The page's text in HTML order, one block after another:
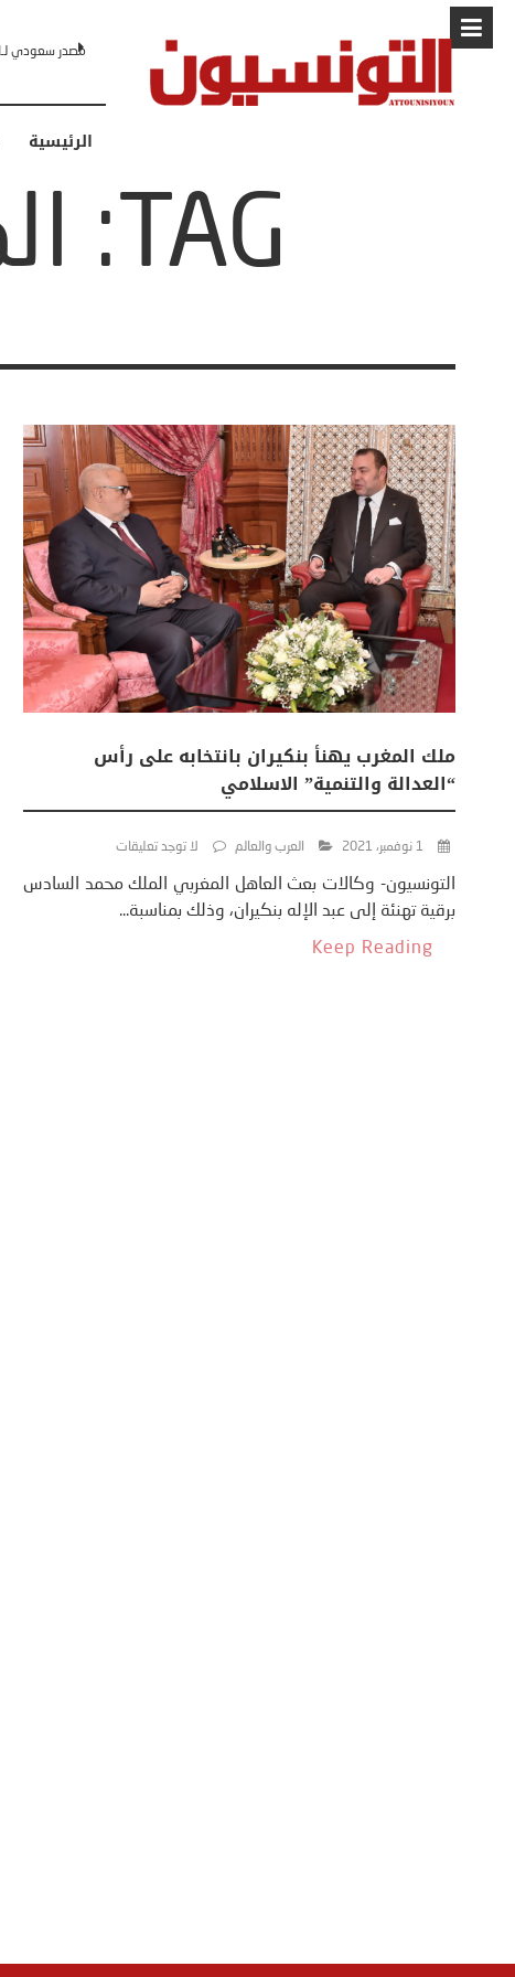
مصدر سعودي لـCNN: التطبيع مع إسرائيل مرهون بمسار لا رجعة فيه نحو إقامة دولة فلسطينية
الرئيسية
TAG: الملك محمد السادس
ملك المغرب يهنأ بنكيران بانتخابه على رأس
“العدالة والتنمية” الاسلامي
1 نوفمبر، 2021 العرب والعالم لا توجد تعليقات
التونسيون- وكالات بعث العاهل المغربي الملك محمد السادس
برقية تهنئة إلى عبد الإله بنكيران، وذلك بمناسبة...
Keep Reading